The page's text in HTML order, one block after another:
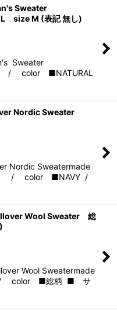
Sweater
size M (表記 無し)
Sweater
/ color ■NATURAL
Nordic Sweater
Nordic Sweatermade
ー / color ■NAVY /
Wool Sweater 総
Wool Sweatermade
/ color ■総柄 ■ サ